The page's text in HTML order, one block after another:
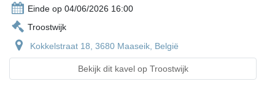
Einde op 04/06/2026 16:00
Troostwijk
Kokkelstraat 18, 3680 Maaseik, België
Bekijk dit kavel op Troostwijk